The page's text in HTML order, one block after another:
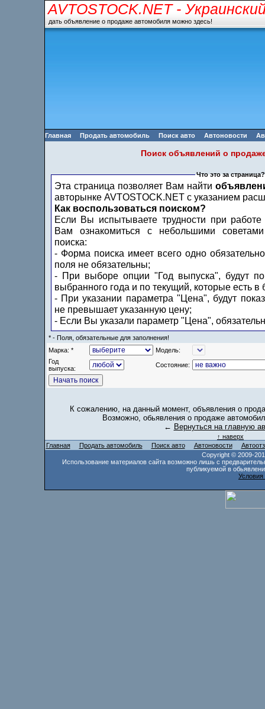
AVTOSTOCK.NET-
дать объявление о продаже автомобиля можно здесь!
Главная Продать автомобиль Поиск авто Автоновости
Поиск объявлений о
Что это за страница?
Эта страница позволяет Вам найти
авторынке AVTOSTOCK.NET с указанием
Как воспользоваться поиском?
Если Вы испытываете трудности при
Вам ознакомиться с небольшими
поиска:
- Форма поиска имеет всего одно
поля не обязательны;
- При выборе опции "Год выпуска", будут
выбранного года и по текущий, которые есть в
- При указании параметра "Цена", будут
не превышает указанную цену;
- Если Вы указали параметр "Цена",
* - Поля, обязательные для заполнения!
Марка: *
Модель:
Год
выпуска:
Состояние:
К сожалению, на данный момент, объявления о
Возможно, обьявления о продаже
← Вернуться на главную
↑ наверх
Главная
Продать автомобиль Поиск авто Автоновости
Copyright © 2009-
Использование материалов сайта возможно лишь с
публикуемой в
Условия